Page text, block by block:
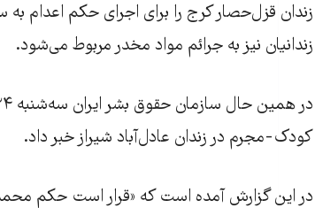
زندان قزل‌حصار کرج را برای اجرای حکم اعدام به
زندانیان نیز به جرائم مواد مخدر مربوط می‌شود.
کودک-مجرم در زندان عادل‌آباد شیراز خبر داد.
در این گزارش آمده است که «قرار است حکم